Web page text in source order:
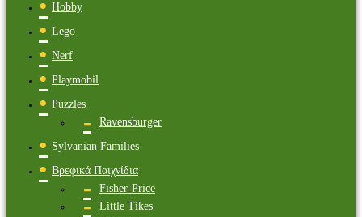
Hobby
Lego
Nerf
Playmobil
Puzzles
Ravensburger
Sylvanian Families
Βρεφικά Παιχνίδια
Fisher-Price
Little Tikes